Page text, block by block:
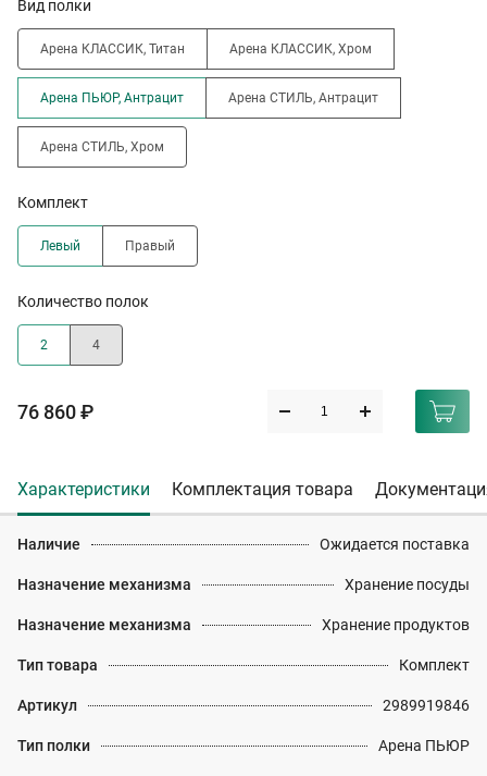
Вид полки
Арена КЛАССИК, Титан Арена КЛАССИК, Хром
Арена ПЬЮР, Антрацит Арена СТИЛЬ, Антрацит
Арена СТИЛЬ, Хром
Комплект
Левый Правый
Количество полок
2 4
76 860 ₽
Характеристики Комплектация товара
Наличие Ожидается поставка
Назначение механизма Хранение посуды
Назначение механизма Хранение продуктов
Тип товара Комплект
Артикул 2989919846
Тип полки Арена ПЬЮР